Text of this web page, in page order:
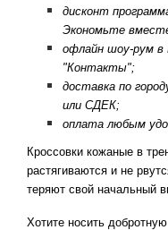
дисконт
Экономьте
офлайн шоу-рум в
"Контакты";
доставка по
или СДЕК;
оплата любым
Кроссовки кожаные в
растягиваются и не
теряют свой начальный
Хотите носить